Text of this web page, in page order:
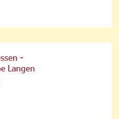
-
Langen